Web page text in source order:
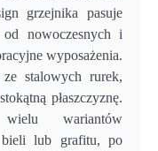
grzejnika pasuje
nowoczesnych i
wyposażenia.
stalowych rurek,
płaszczyznę.
wariantów
lub grafitu, po